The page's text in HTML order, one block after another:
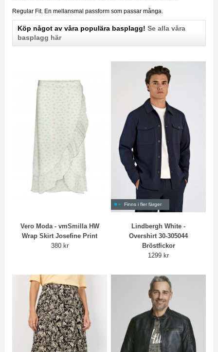
Regular Fit. En mellansmal passform som passar många.
Köp något av våra populära basplagg! Se alla våra
basplagg här
Vero Moda - vmSmilla HW
Wrap Skirt Josefine Print
380 kr
Finns i fler färger
Lindbergh White -
Overshirt 30-305044
Bröstfickor
1299 kr